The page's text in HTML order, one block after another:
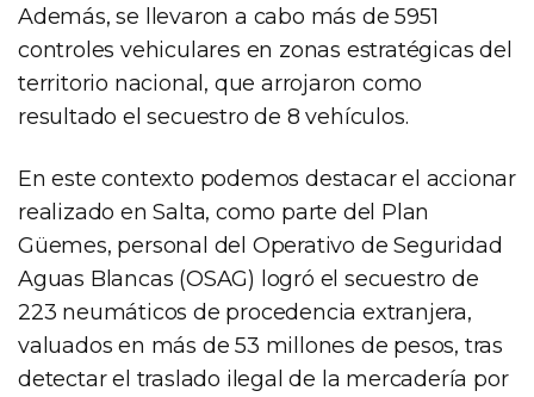
Además, se llevaron a cabo más de 5951
controles vehiculares en zonas estratégicas del
territorio nacional, que arrojaron como
resultado el secuestro de 8 vehículos.
En este contexto podemos destacar el accionar
realizado en Salta, como parte del Plan
Güemes, personal del Operativo de Seguridad
Aguas Blancas (OSAG) logró el secuestro de
223 neumáticos de procedencia extranjera,
valuados en más de 53 millones de pesos, tras
detectar el traslado ilegal de la mercadería por